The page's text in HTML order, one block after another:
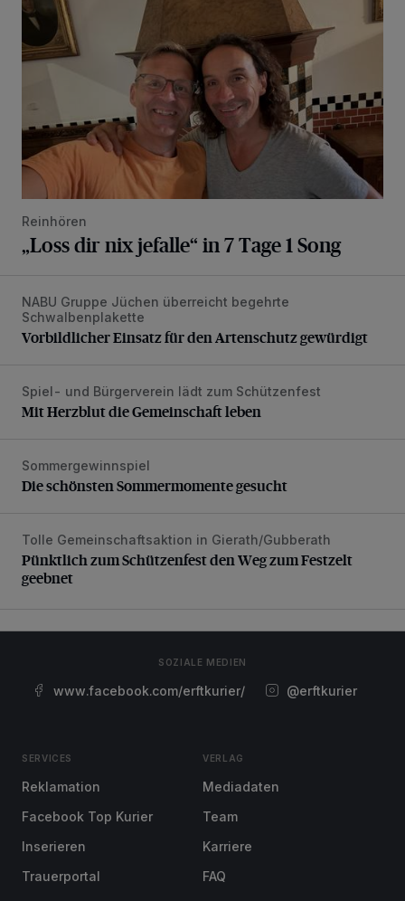
Reinhören
„Loss dir nix jefalle“ in 7 Tage 1 Song
Vorbildlicher Einsatz für den Artenschutz gewürdigt
NABU Gruppe Jüchen überreicht begehrte
Schwalbenplakette
Vorbildlicher Einsatz für den Artenschutz gewürdigt
Mit Herzblut die Gemeinschaft leben
Spiel- und Bürgerverein lädt zum Schützenfest
Mit Herzblut die Gemeinschaft leben
Die schönsten Sommermomente gesucht
Sommergewinnspiel
Die schönsten Sommermomente gesucht
Pünktlich zum Schützenfest den Weg zum Festzelt
Tolle Gemeinschaftsaktion in Gierath/Gubberath
Pünktlich zum Schützenfest den Weg zum Festzelt
geebnet
SOZIALE MEDIEN
www.facebook.com/erftkurier/ @erftkurier
SERVICES
Reklamation
Facebook Top Kurier
Inserieren
Trauerportal
VERLAG
Mediadaten
Team
Karriere
FAQ